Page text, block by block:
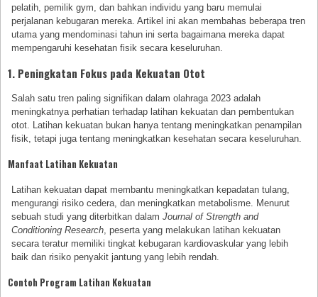
pelatih, pemilik gym, dan bahkan individu yang baru memulai
perjalanan kebugaran mereka. Artikel ini akan membahas beberapa tren
utama yang mendominasi tahun ini serta bagaimana mereka dapat
mempengaruhi kesehatan fisik secara keseluruhan.
1. Peningkatan Fokus pada Kekuatan Otot
Salah satu tren paling signifikan dalam olahraga 2023 adalah
meningkatnya perhatian terhadap latihan kekuatan dan pembentukan
otot. Latihan kekuatan bukan hanya tentang meningkatkan penampilan
fisik, tetapi juga tentang meningkatkan kesehatan secara keseluruhan.
Manfaat Latihan Kekuatan
Latihan kekuatan dapat membantu meningkatkan kepadatan tulang,
mengurangi risiko cedera, dan meningkatkan metabolisme. Menurut
sebuah studi yang diterbitkan dalamJournal of Strength and
Conditioning Research , peserta yang melakukan latihan kekuatan
secara teratur memiliki tingkat kebugaran kardiovaskular yang lebih
baik dan risiko penyakit jantung yang lebih rendah.
Contoh Program Latihan Kekuatan